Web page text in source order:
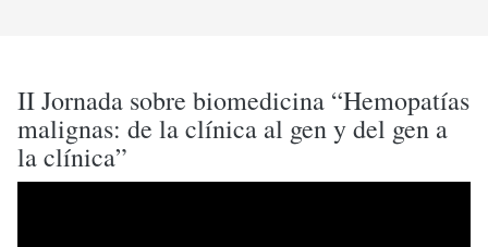
II Jornada sobre biomedicina “Hemopatías
malignas: de la clínica al gen y del gen a
la clínica”